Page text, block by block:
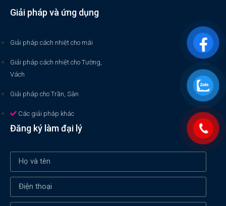
Giải pháp và ứng dụng
Giải pháp cách nhiệt cho mái
Giải pháp cách nhiệt cho Tường,
Vách
Giải pháp cho Trần, Sàn
Các giải pháp khác
Đăng ký làm đại lý